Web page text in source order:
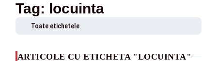
Tag: locuinta
Toate etichetele
ARTICOLE CU ETICHETA "LOCUINTA"